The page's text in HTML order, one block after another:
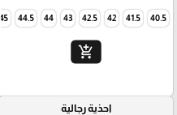
40.5
41.5
42
42.5
43
44
44.5
45
add_shopping_cart
احذية رجالية